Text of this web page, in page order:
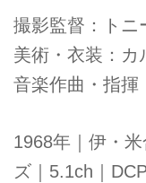
撮影監督：トニ
美術・衣装：カ
音楽作曲・指揮
1968年｜伊・
ズ｜5.1ch｜